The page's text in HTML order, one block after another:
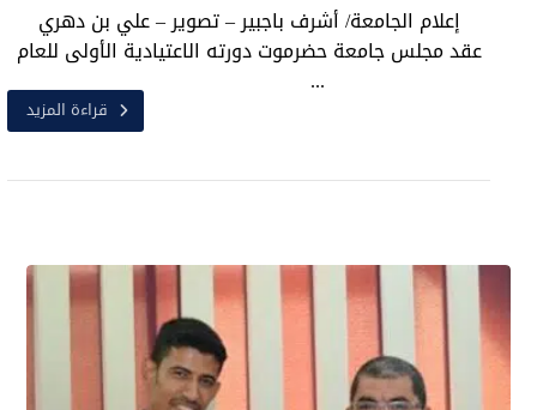
إعلام الجامعة/ أشرف باجبير – تصوير – علي بن دهري
عقد مجلس جامعة حضرموت دورته الاعتيادية الأولى للعام
...
قراءة المزيد